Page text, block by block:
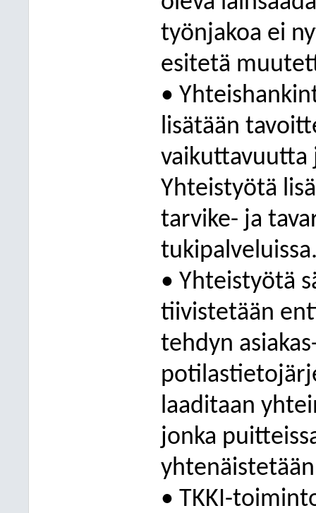
työnjakoa ei
esitetä
•
lisätään
vaikuttavuutta
Yhteistyötä
tarvike- ja
• Yhteistyötä
tiivistetään
tehdyn
laaditaan
jonka
• TKKI-